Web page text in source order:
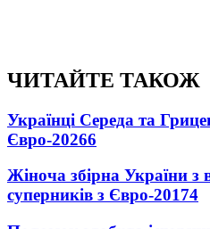
ЧИТАЙТЕ ТАКОЖ
Українці Середа та
Євро-20266
Жіноча збірна України з
суперників з Євро-20174